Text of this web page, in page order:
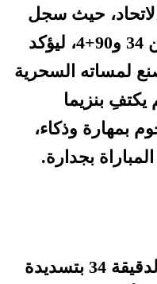
حيث سجل
هدفين قاتلين في الدقيقتين 34 و90+4، ليؤكد
لمساته السحرية
يكتفِ بنزيما
بمهارة وذكاء،
بجدارة.
افتتح بنزيما التسجيل في الدقيقة 34 بتسديدة